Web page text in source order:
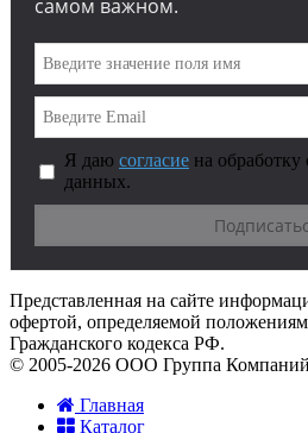
самом важном.
Я даю согласие на
данных.
Представленная на сайте
офертой, определяемой
Гражданского кодекса РФ.
© 2005-2026 ООО Группа
Главная
Каталог